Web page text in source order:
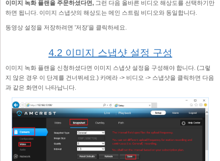
이미지 녹화 플랜을 주문하셨다면, 그런 다음 올바른 비디오 해상도를 선택하기만
하면 됩니다. 이미지 스냅샷의 해상도는 메인 스트림 비디오와 동일합니다.
동영상 설정을 저장하려면 '저장'을 클릭하세요.
4.2 이미지 스냅샷 설정 구성
이미지 녹화 플랜을 신청하셨다면 이미지 스냅샷 설정을 구성해야 합니다. (그렇
지 않은 경우 이 단계를 건너뛰세요.) 카메라 -> 비디오 -> 스냅샷을 클릭하면 다음
과 같은 화면이 나타납니다.